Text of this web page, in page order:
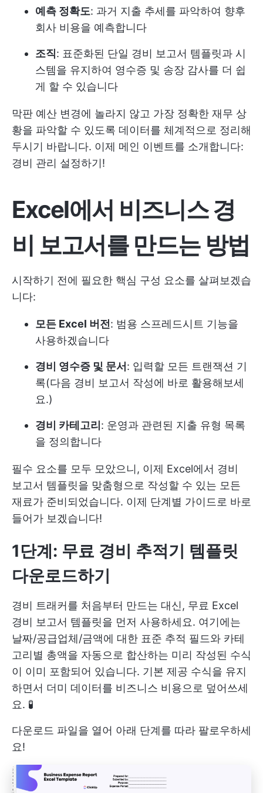
예측 정확도: 과거 지출 추세를 파악하여 향후
회사 비용을 예측합니다
조직: 표준화된 단일 경비 보고서 템플릿과 시
스템을 유지하여 영수증 및 송장 감사를 더 쉽
게 할 수 있습니다
막판 예산 변경에 놀라지 않고 가장 정확한 재무 상
황을 파악할 수 있도록 데이터를 체계적으로 정리해
두시기 바랍니다. 이제 메인 이벤트를 소개합니다:
경비 관리 설정하기!
Excel에서 비즈니스 경
비 보고서를 만드는 방법
시작하기 전에 필요한 핵심 구성 요소를 살펴보겠습
니다:
모든 Excel 버전 : 범용 스프레드시트 기능을
사용하겠습니다
경비 영수증 및 문서 : 입력할 모든 트랜잭션 기
록(다음 경비 보고서 작성에 바로 활용해보세
요.)
경비 카테고리 : 운영과 관련된 지출 유형 목록
을 정의합니다
필수 요소를 모두 모았으니, 이제 Excel에서 경비
보고서 템플릿을 맞춤형으로 작성할 수 있는 모든
재료가 준비되었습니다. 이제 단계별 가이드로 바로
들어가 보겠습니다!
1단계: 무료 경비 추적기 템플릿
다운로드하기
경비 트래커를 처음부터 만드는 대신, 무료 Excel
경비 보고서 템플릿을 먼저 사용하세요. 여기에는
날짜/공급업체/금액에 대한 표준 추적 필드와 카테
고리별 총액을 자동으로 합산하는 미리 작성된 수식
이 이미 포함되어 있습니다. 기본 제공 수식을 유지
하면서 더미 데이터를 비즈니스 비용으로 덮어쓰세
요. 🧪
다운로드 파일을 열어 아래 단계를 따라 팔로우하세
요!